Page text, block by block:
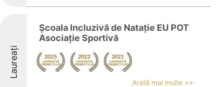
Laureați
Școala Incluzivă de Natație EU POT
Asociație Sportivă
Arată mai multe >>